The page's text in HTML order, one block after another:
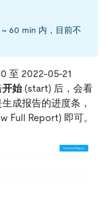
60 min 内，目前不
至 2022-05-21
开始(start) 后，会看
成报告的进度条，
Full Report) 即可。